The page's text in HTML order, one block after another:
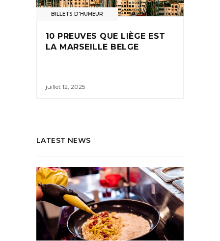
BILLETS D'HUMEUR
10 PREUVES QUE LIÈGE EST
LA MARSEILLE BELGE
juillet 12, 2025
LATEST NEWS